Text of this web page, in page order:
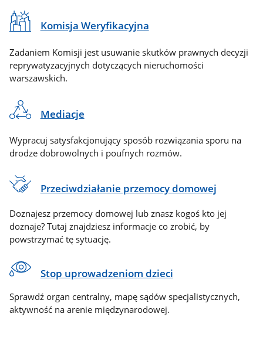
Komisja Weryfikacyjna
Zadaniem Komisji jest usuwanie skutków prawnych decyzji
reprywatyzacyjnych dotyczących nieruchomości
warszawskich.
Mediacje
Wypracuj satysfakcjonujący sposób rozwiązania sporu na
drodze dobrowolnych i poufnych rozmów.
Przeciwdziałanie przemocy domowej
Doznajesz przemocy domowej lub znasz kogoś kto jej
doznaje? Tutaj znajdziesz informacje co zrobić, by
powstrzymać tę sytuację.
Stop uprowadzeniom dzieci
Sprawdź organ centralny, mapę sądów specjalistycznych,
aktywność na arenie międzynarodowej.